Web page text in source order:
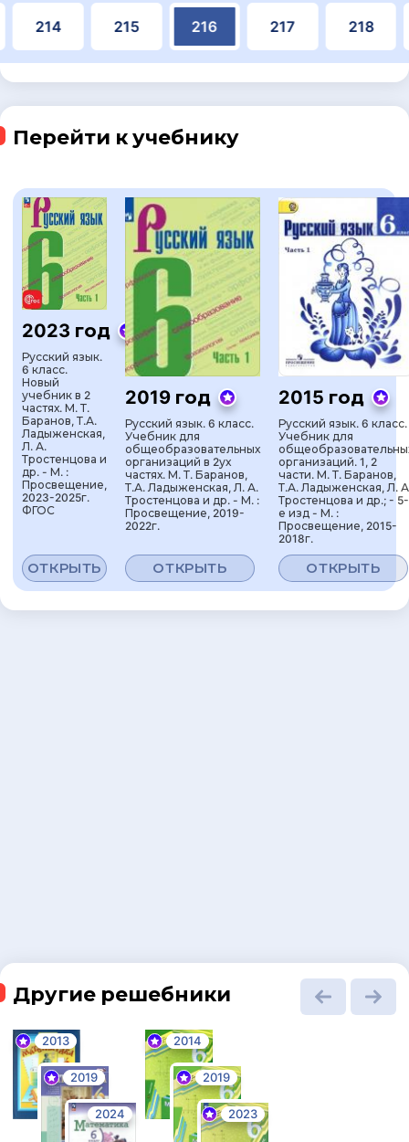
214 215 216 217 218
Перейти к учебнику
2023 год
Русский язык.
6 класс.
Новый
учебник в 2
частях. М. Т.
Баранов, Т.А.
Ладыженская,
Л. А.
Тростенцова и
др. - М. :
Просвещение,
2023-2025г.
ФГОС
ОТКРЫТЬ
2019 год
Русский язык. 6 класс.
Учебник для
общеобразовательных
организаций в 2ух
частях. М. Т. Баранов,
Т.А. Ладыженская, Л. А.
Тростенцова и др. - М. :
Просвещение, 2019-
2022г.
ОТКРЫТЬ
2015 год
Русский язык. 6 класс.
Учебник для
организаций. 1, 2
части. М. Т. Баранов,
Т.А. Ладыженская, Л.
Тростенцова и др.; - 5-
е изд - М. :
Просвещение, 2015-
2018г.
ОТКРЫТЬ
Другие решебники
2013
2019
2024
2014
2019
2023